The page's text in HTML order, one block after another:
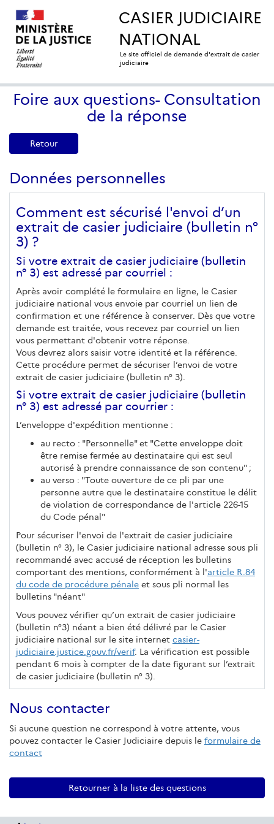
CASIER JUDICIAIRE
NATIONAL
Le site officiel de demande d'extrait de casier
judiciaire
Foire aux questions- Consultation
de la réponse
Retour
Données personnelles
Comment est sécurisé l'envoi d’un
extrait de casier judiciaire (bulletin n°
3) ?
Si votre extrait de casier judiciaire (bulletin
n° 3) est adressé par courriel :
Après avoir complété le formulaire en ligne, le Casier
judiciaire national vous envoie par courriel un lien de
confirmation et une référence à conserver. Dès que votre
demande est traitée, vous recevez par courriel un lien
vous permettant d'obtenir votre réponse.
Vous devrez alors saisir votre identité et la référence.
Cette procédure permet de sécuriser l’envoi de votre
extrait de casier judiciaire (bulletin n° 3).
Si votre extrait de casier judiciaire (bulletin
n° 3) est adressé par courrier :
L’enveloppe d'expédition mentionne :
au recto : "Personnelle" et "Cette enveloppe doit
être remise fermée au destinataire qui est seul
autorisé à prendre connaissance de son contenu" ;
au verso : "Toute ouverture de ce pli par une
personne autre que le destinataire constitue le délit
de violation de correspondance de l'article 226-15
du Code pénal"
Pour sécuriser l'envoi de l'extrait de casier judiciaire
(bulletin n° 3), le Casier judiciaire national adresse sous pli
recommandé avec accusé de réception les bulletins
comportant des mentions, conformément à l'article R.84
du code de procédure pénale et sous pli normal les
bulletins "néant"
Vous pouvez vérifier qu’un extrait de casier judiciaire
(bulletin n°3) néant a bien été délivré par le Casier
judiciaire national sur le site internet casier-
judiciaire.justice.gouv.fr/verif. La vérification est possible
pendant 6 mois à compter de la date figurant sur l’extrait
de casier judiciaire (bulletin n° 3).
Nous contacter
Si aucune question ne correspond à votre attente, vous
pouvez contacter le Casier Judiciaire depuis le formulaire de
contact
Retourner à la liste des questions